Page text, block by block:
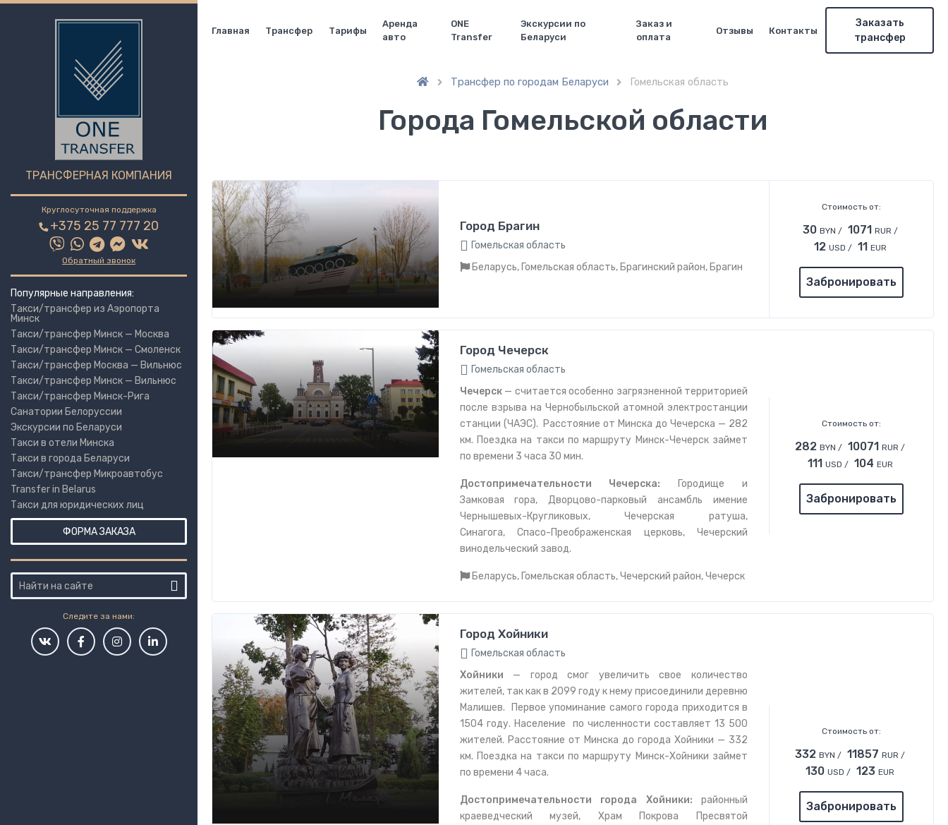
ТРАНСФЕРНАЯ КОМПАНИЯ
Круглосуточная поддержка
+375 25 77 777 20
Обратный звонок
Популярные направления:
Такси/трансфер из Аэропорта
Минск
Такси/трансфер Минск — Москва
Такси/трансфер Минск — Смоленск
Такси/трансфер Москва — Вильнюс
Такси/трансфер Минск — Вильнюс
Такси/трансфер Минск-Рига
Санатории Белоруссии
Экскурсии по Беларуси
Такси в отели Минска
Такси в города Беларуси
Такси/трансфер Микроавтобус
Transfer in Belarus
Такси для юридических лиц
ФОРМА ЗАКАЗА
Следите за нами:
Главная Трансфер Тарифы
Аренда
авто
ONE
Transfer
Экскурсии по
Беларуси
Заказ и
оплата
Отзывы Контакты
Заказать
трансфер
 Трансфер по городам Беларуси  Гомельская область
Города Гомельской области
Город Брагин
Гомельская область
Беларусь, Гомельская область, Брагинский район, Брагин
Стоимость от:
30 BYN / 1071 RUR /
12 USD / 11 EUR
Забронировать
Город Чечерск
Гомельская область
Чечерск— считается особенно загрязненной территорией
после взрыва на Чернобыльской атомной электростанции
станции (ЧАЭС). Расстояние от Минска до Чечерска — 282
км. Поездка на такси по маршруту Минск-Чечерск займет
по времени 3 часа 30 мин.
Достопримечательности Чечерска: Городище и
Замковая гора, Дворцово-парковый ансамбль имение
Чернышевых-Кругликовых, Чечерская ратуша,
Синагога, Спасо-Преображенская церковь, Чечерский
винодельческий завод.
Беларусь, Гомельская область, Чечерский район, Чечерск
Стоимость от:
282 BYN / 10071 RUR /
111 USD / 104 EUR
Забронировать
Город Хойники
Гомельская область
Хойники — город смог увеличить свое количество
жителей, так как в 2099 году к нему присоединили деревню
Малишев. Первое упоминание самого города приходится в
1504 году. Население по численности составляет 13 500
жителей. Расстояние от Минска до города Хойники — 332
км. Поездка на такси по маршруту Минск-Хойники займет
по времени 4 часа.
Достопримечательности города Хойники: районный
краеведческий музей, Храм Покрова Пресвятой
Стоимость от:
332 BYN / 11857 RUR /
130 USD / 123 EUR
Забронировать